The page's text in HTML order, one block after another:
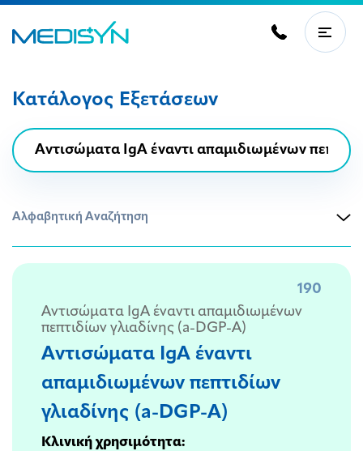
Κατάλογος Εξετάσεων
Αλφαβητική Αναζήτηση
190
Αντισώματα IgΑ έναντι απαμιδιωμένων
πεπτιδίων γλιαδίνης (a-DGP-Α)
Αντισώματα IgΑ έναντι
απαμιδιωμένων πεπτιδίων
γλιαδίνης (a-DGP-Α)
Κλινική χρησιμότητα: